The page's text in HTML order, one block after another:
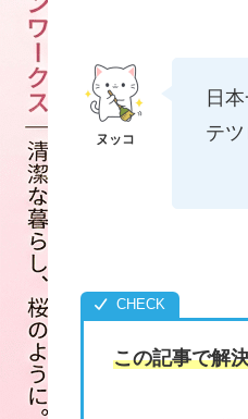
日
テ
この記事で解